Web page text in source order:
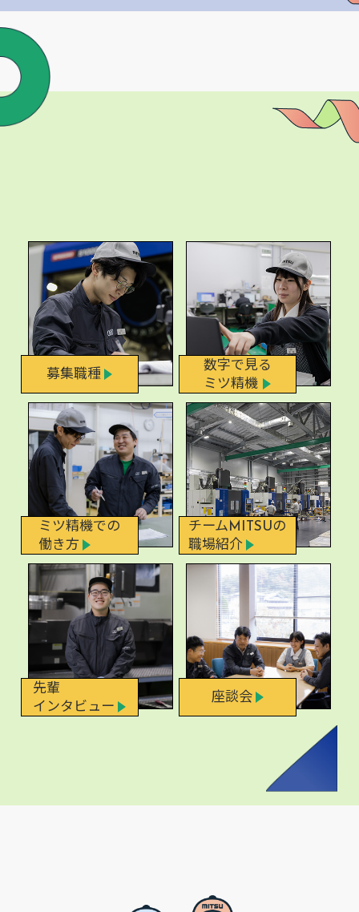
募集職種
数字で見る
ミツ精機
ミツ精機での
働き方
チームMITSUの
職場紹介
先輩
インタビュー
座談会